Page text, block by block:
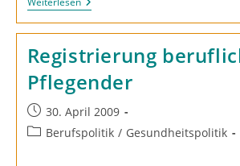
Des
Bildungsniveaus
Der
Krankenpflege
Registrierung
Pflegender
Beitrag
veröffentlicht:
30. April 2009
Beitrags-
Berufspolitik / Gesundheitspolitik